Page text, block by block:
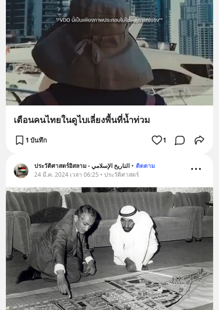
เตือนคนไทยในดูไบเลี่ยงพื้นที่น้ำท่วม
1 บันทึก 1
ประวัติศาสตร์อิสลาม - التاريخ الإسلامي • ติดตาม
24 มี.ค. 2024 เวลา 06:25 • ประวัติศาสตร์